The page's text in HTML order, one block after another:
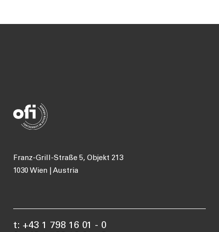
Franz-Grill-Straße 5, Objekt 213
1030 Wien | Austria
t: +43 1 798 16 01 - 0